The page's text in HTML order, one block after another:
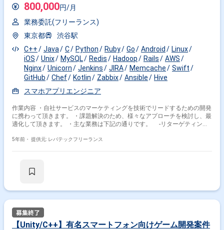
800,000円/月
業務委託(フリーランス)
東京都
渋谷駅
C++
Java C Python Ruby Go Android
Linux
iOS
Unix MySQL Redis Hadoop Rails
AWS
Nginx
Unicorn Jenkins JIRA Memcache
Swift
GitHub
Chef Kotlin Zabbix Ansible
Hive
スマホアプリエンジニア
作業内容 ・自社サービスのマーケティングを技術でリードするための開発
に携わって頂きます。 ・課題解決のため、様々なアプローチを検討し、最
適化して頂きます。 ・主な業務は下記の通りです。 -リターゲティング
信へのオーディエンスデータ連携 -ログからキャンペーンのレポーティ
5年前・ 提供元: レバテックフリーランス
【Unity/C++】有名スマートフォン向けゲーム開発案件